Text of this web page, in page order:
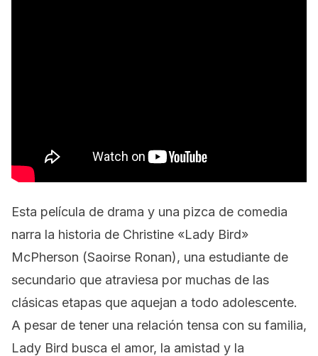
Esta película de drama y una pizca de comedia
narra la historia de Christine «Lady Bird»
McPherson (Saoirse Ronan), una estudiante de
secundario que atraviesa por muchas de las
clásicas etapas que aquejan a todo adolescente.
A pesar de tener una relación tensa con su familia,
Lady Bird busca el amor, la amistad y la